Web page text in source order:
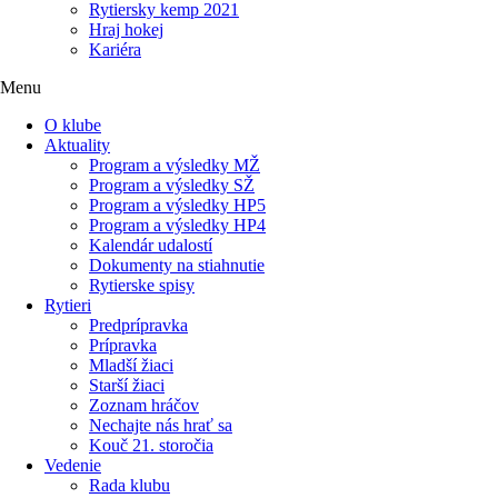
Rytiersky kemp 2021
Hraj hokej
Kariéra
Menu
O klube
Aktuality
Program a výsledky MŽ
Program a výsledky SŽ
Program a výsledky HP5
Program a výsledky HP4
Kalendár udalostí
Dokumenty na stiahnutie
Rytierske spisy
Rytieri
Predprípravka
Prípravka
Mladší žiaci
Starší žiaci
Zoznam hráčov
Nechajte nás hrať sa
Kouč 21. storočia
Vedenie
Rada klubu